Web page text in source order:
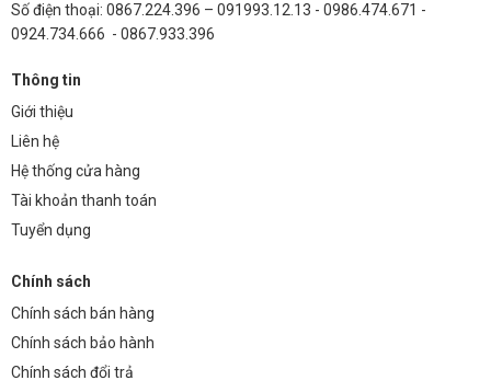
Số điện thoại: 0867.224.396 – 091993.12.13 - 0986.474.671 -
0924.734.666 - 0867.933.396
Thông tin
Giới thiệu
Liên hệ
Hệ thống cửa hàng
Tài khoản thanh toán
Tuyển dụng
Chính sách
Chính sách bán hàng
Chính sách bảo hành
Chính sách đổi trả